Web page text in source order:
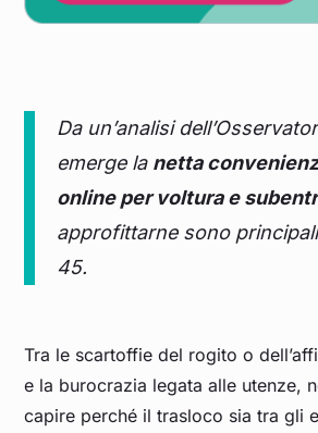
Da un’analisi
emerge la netta
online per voltura e
approfittarne sono
45.
Tra le scartoffie del rogito o
e la burocrazia legata alle utenze,
capire perché il trasloco sia tra gli